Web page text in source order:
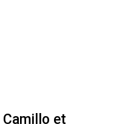
Camillo et